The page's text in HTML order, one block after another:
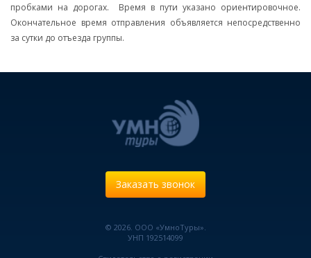
пробками на дорогах. Время в пути указано ориентировочное.
Окончательное время отправления объявляется непосредственно
за сутки до отъезда группы.
Заказать звонок
© 2026. ООО «УмноТуры».
УНП 192514099